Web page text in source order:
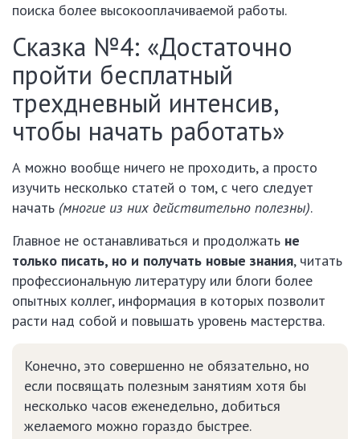
поиска более высокооплачиваемой работы.
Сказка №4: «Достаточно
пройти бесплатный
трехдневный интенсив,
чтобы начать работать»
А можно вообще ничего не проходить, а просто
изучить несколько статей о том, с чего следует
начать (многие из них действительно полезны).
Главное не останавливаться и продолжать не
только писать, но и получать новые знания, читать
профессиональную литературу или блоги более
опытных коллег, информация в которых позволит
расти над собой и повышать уровень мастерства.
Конечно, это совершенно не обязательно, но
если посвящать полезным занятиям хотя бы
несколько часов еженедельно, добиться
желаемого можно гораздо быстрее.